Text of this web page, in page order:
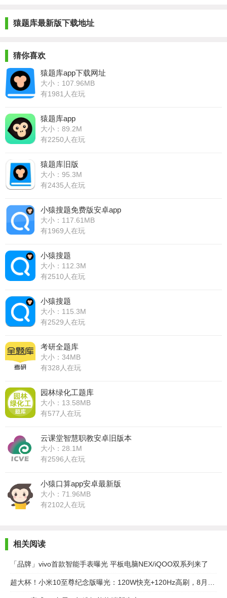
猿题库最新版下载地址
猜你喜欢
猿题库app下载网址
大小：107.96MB
有1981人在玩
猿题库app
大小：89.2M
有2250人在玩
猿题库旧版
大小：95.3M
有2435人在玩
小猿搜题免费版安卓app
大小：117.61MB
有1969人在玩
小猿搜题
大小：112.3M
有2510人在玩
小猿搜题
大小：115.3M
有2529人在玩
考研全题库
大小：34MB
有328人在玩
园林绿化工题库
大小：13.58MB
有577人在玩
云课堂智慧职教安卓旧版本
大小：28.1M
有2596人在玩
小猿口算app安卓最新版
大小：71.96MB
有2102人在玩
相关阅读
「品牌」vivo首款智能手表曝光 平板电脑NEX/iQOO双系列来了